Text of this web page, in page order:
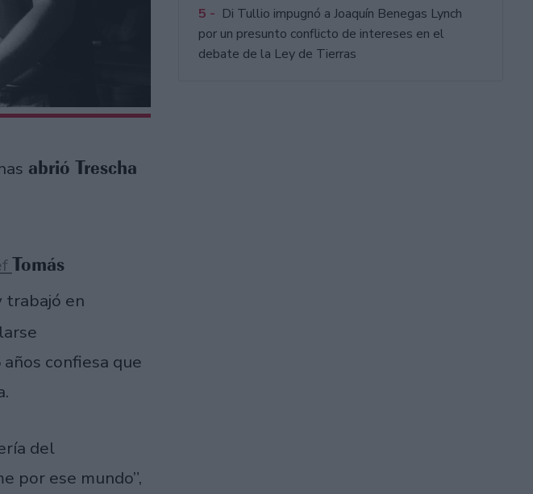
abrió Trescha
Tomás
trabajó en
confiesa que
del
por ese mundo”,
5 - Di Tullio impugnó a Joaquín Benegas Lynch
por un presunto conflicto de intereses en el
debate de la Ley de Tierras